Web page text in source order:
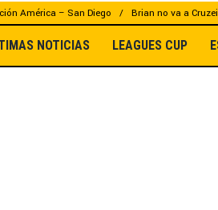
América – San Diego Brian no va a
NOTICIAS LEAGUES CUP